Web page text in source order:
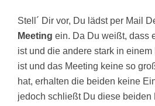
Stell´ Dir vor, Du lädst per Mail
Meeting ein. Da Du weißt, dass
ist und die andere stark in einem
ist und das Meeting keine so
hat, erhalten die beiden keine
jedoch schließt Du diese beiden